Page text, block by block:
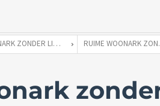
WOONARK ZONDER LIGPLAATS RUIME